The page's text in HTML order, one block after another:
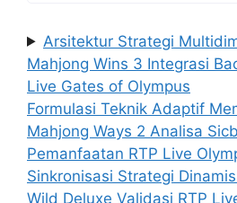
Arsitektur Strategi
Mahjong Wins 3 Integrasi
Live Gates of Olympus
Formulasi Teknik Adaptif
Mahjong Ways 2 Analisa
Pemanfaatan RTP Live
Sinkronisasi Strategi
Wild Deluxe Validasi RTP